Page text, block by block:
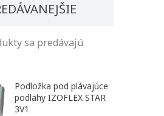
sa predávajú
Podložka pod plávajúce
podlahy IZOFLEX STAR
3V1